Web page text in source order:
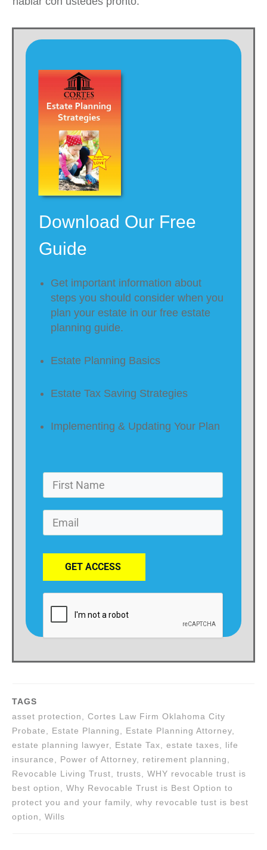
Download Our Free
Guide
Get important information about
steps you should consider when you
plan your estate in our free estate
planning guide.
Estate Planning Basics
Estate Tax Saving Strategies
Implementing & Updating Your Plan
GET ACCESS
TAGS
asset protection, Cortes Law Firm Oklahoma City
Probate, Estate Planning, Estate Planning Attorney,
estate planning lawyer, Estate Tax, estate taxes, life
insurance, Power of Attorney, retirement planning,
Revocable Living Trust, trusts, WHY revocable trust is
best option, Why Revocable Trust is Best Option to
protect you and your family, why revocable tust is best
option, Wills